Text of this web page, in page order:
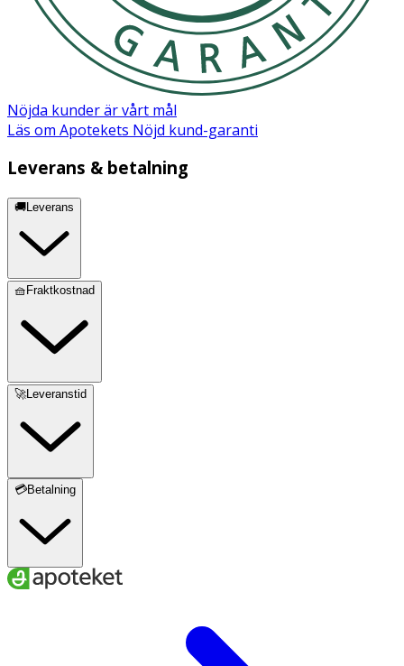
Nöjda kunder är vårt mål
Läs om Apotekets Nöjd kund-garanti
Leverans & betalning
🚚Leverans
🧺Fraktkostnad
🚀Leveranstid
💳Betalning